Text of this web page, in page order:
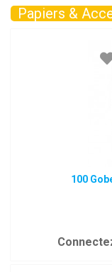
Papiers &
100